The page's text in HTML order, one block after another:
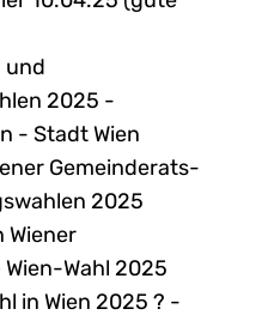
und
2025 -
- Stadt Wien
Gemeinderats-
2025
Wiener
Wahl 2025
in Wien 2025 ? -